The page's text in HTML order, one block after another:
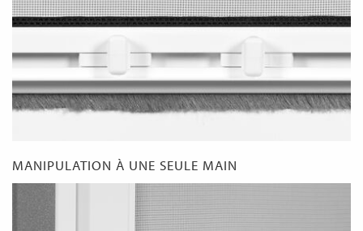
MANIPULATION À UNE SEULE MAIN